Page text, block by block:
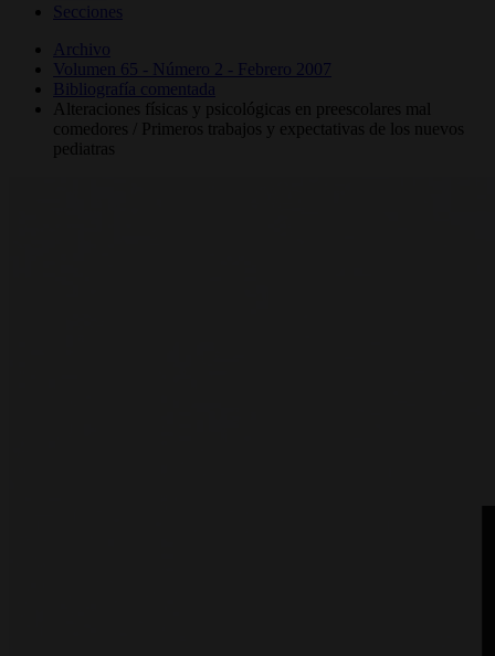
Secciones
Archivo
Volumen 65 - Número 2 - Febrero 2007
Bibliografía comentada
Alteraciones físicas y psicológicas en preescolares mal
comedores / Primeros trabajos y expectativas de los nuevos
pediatras